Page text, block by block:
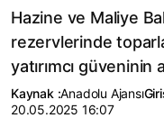
Hazine ve Maliye
rezervlerinde
yatırımcı güveninin
Kaynak :Anadolu Ajansı
20.05.2025 16:07